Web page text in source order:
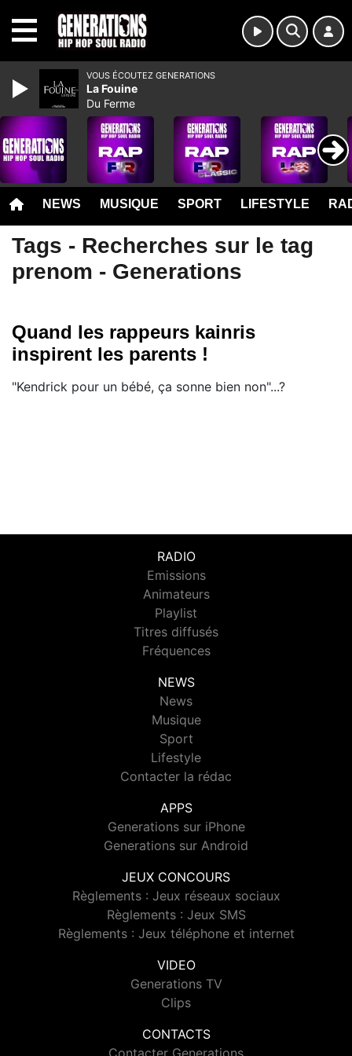
NEWS MUSIQUE SPORT LIFESTYLE
Tags - Recherches sur le tag
prenom - Generations
Quand les rappeurs kainris
inspirent les parents !
"Kendrick pour un bébé, ça sonne bien non"...?
RADIO
Emissions
Animateurs
Playlist
Titres diffusés
Fréquences
NEWS
News
Musique
Sport
Lifestyle
Contacter la rédac
APPS
Generations sur iPhone
Generations sur Android
JEUX CONCOURS
Règlements : Jeux réseaux sociaux
Règlements : Jeux SMS
Règlements : Jeux téléphone et internet
VIDEO
Generations TV
Clips
CONTACTS
VOUS ÉCOUTEZ GENERATIONS
La Fouine
Du Ferme